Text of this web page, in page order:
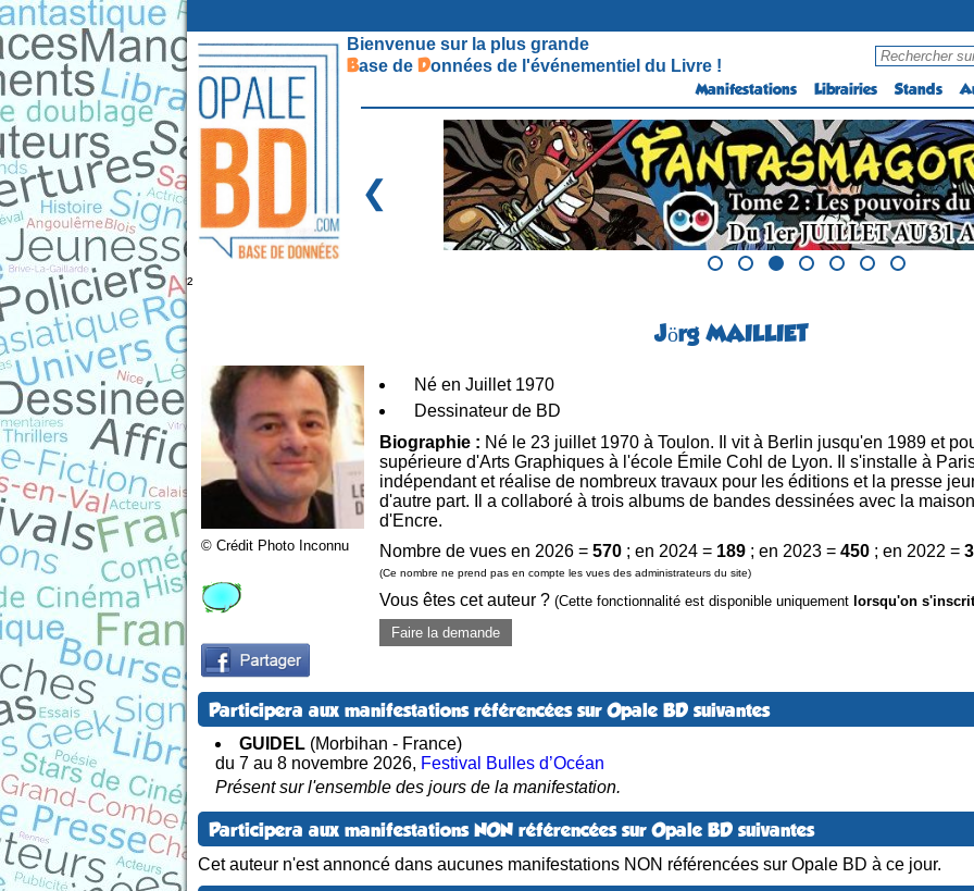
Bienvenue sur la plus grande
Base de Données de l'événementiel du Livre !
Manifestations Librairies Stands
❮
²
Jörg MAILLIET
© Crédit Photo Inconnu
Né en Juillet 1970
Dessinateur de BD
Biographie : Né le 23 juillet 1970 à Toulon. Il vit à Berlin jusqu'en 1989 et
supérieure d'Arts Graphiques à l'école Émile Cohl de Lyon. Il s'installe à
indépendant et réalise de nombreux travaux pour les éditions et la presse
d'autre part. Il a collaboré à trois albums de bandes dessinées avec la
d'Encre.
Nombre de vues en 2026 = 570 ; en 2024 = 189 ; en 2023 = 450 ; en 2022 =
(Ce nombre ne prend pas en compte les vues des administrateurs du site)
Vous êtes cet auteur ? (Cette fonctionnalité est disponible uniquement lorsqu'on
Faire la demande
Participera aux manifestations référencées sur Opale BD suivantes
GUIDEL (Morbihan - France)
du 7 au 8 novembre 2026, Festival Bulles d’Océan
Présent sur l'ensemble des jours de la manifestation.
Participera aux manifestations NON référencées sur Opale BD suivantes
Cet auteur n'est annoncé dans aucunes manifestations NON référencées sur Opale BD à ce jour.